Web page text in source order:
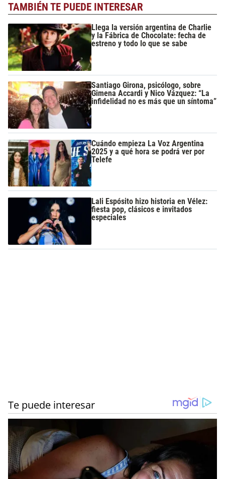
TAMBIÉN TE PUEDE INTERESAR
Llega la versión argentina de Charlie
y la Fábrica de Chocolate: fecha de
estreno y todo lo que se sabe
Santiago Girona, psicólogo, sobre
Gimena Accardi y Nico Vázquez: “La
infidelidad no es más que un síntoma”
Cuándo empieza La Voz Argentina
2025 y a qué hora se podrá ver por
Telefe
Lali Espósito hizo historia en Vélez:
fiesta pop, clásicos e invitados
especiales